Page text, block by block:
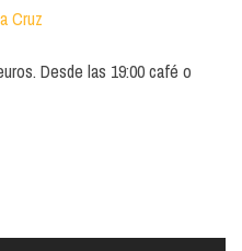
Cruz
Desde las 19:00 café o